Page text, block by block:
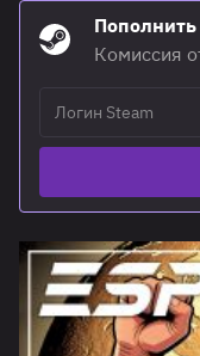
Комиссия